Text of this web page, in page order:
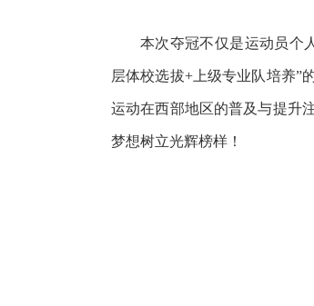
本次夺冠不仅是运动员个
层体校选拔+上级专业队培养”
运动在西部地区的普及与提升
梦想树立光辉榜样！